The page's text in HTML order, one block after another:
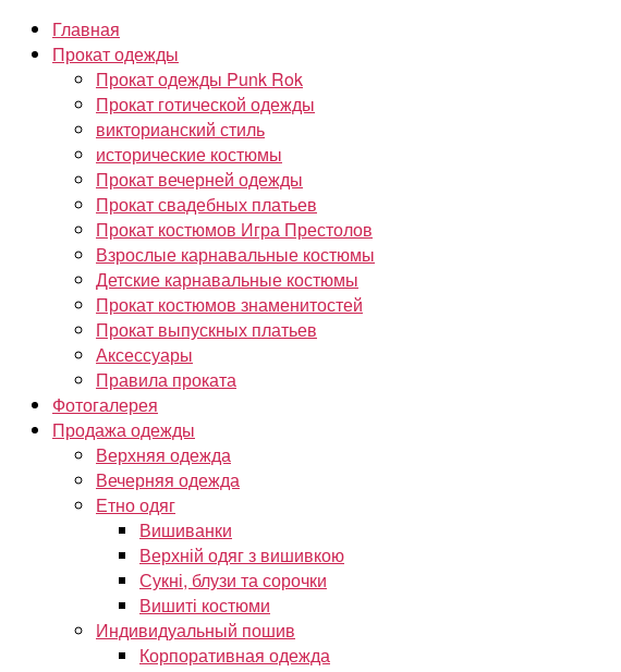
Главная
Прокат одежды
Прокат одежды Punk Rok
Прокат готической одежды
викторианский стиль
исторические костюмы
Прокат вечерней одежды
Прокат свадебных платьев
Прокат костюмов Игра Престолов
Взрослые карнавальные костюмы
Детские карнавальные костюмы
Прокат костюмов знаменитостей
Прокат выпускных платьев
Аксессуары
Правила проката
Фотогалерея
Продажа одежды
Верхняя одежда
Вечерняя одежда
Етно одяг
Вишиванки
Верхній одяг з вишивкою
Сукні, блузи та сорочки
Вишиті костюми
Индивидуальный пошив
Корпоративная одежда